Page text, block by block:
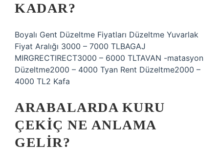
KADAR?
Boyalı Gent Düzeltme Fiyatları Düzeltme Yuvarlak
Fiyat Aralığı 3000 – 7000 TLBAGAJ
MIRGRECTIRECT3000 – 6000 TLTAVAN -matasyon
Düzeltme2000 – 4000 Tyan Rent Düzeltme2000 –
4000 TL2 Kafa
ARABALARDA KURU
ÇEKIÇ NE ANLAMA
GELIR?